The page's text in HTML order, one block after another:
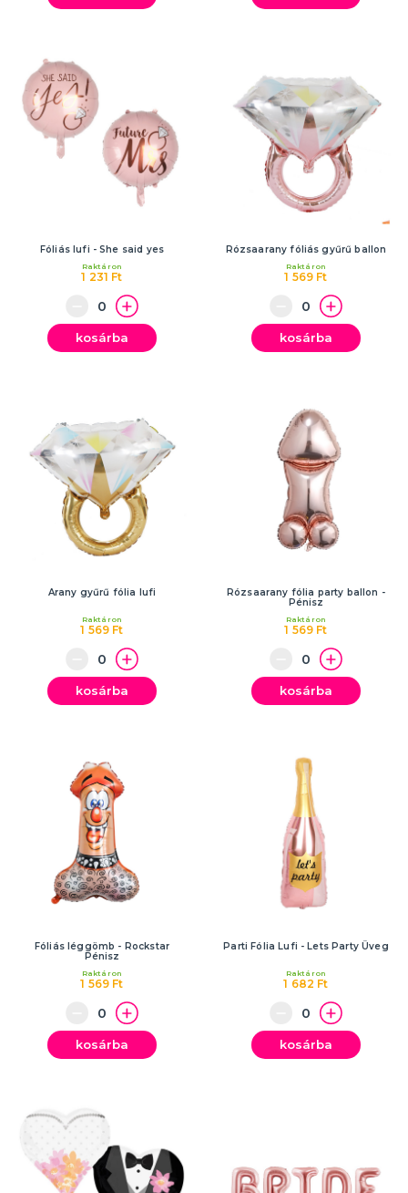
Fóliás lufi - She said yes
1 231 Ft
Raktáron
kosárba
Rózsaarany fóliás gyűrű ballon
1 569 Ft
Raktáron
kosárba
Arany gyűrű fólia lufi
1 569 Ft
Raktáron
kosárba
Rózsaarany fólia party ballon -
Pénisz
1 569 Ft
Raktáron
kosárba
Fóliás léggömb - Rockstar
Pénisz
1 569 Ft
Raktáron
kosárba
Parti Fólia Lufi - Lets Party Üveg
1 682 Ft
Raktáron
kosárba